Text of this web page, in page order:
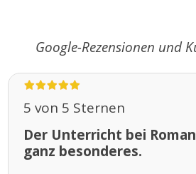
Google-Rezensionen und
5 von 5 Sternen
Der Unterricht bei
ganz besonderes.